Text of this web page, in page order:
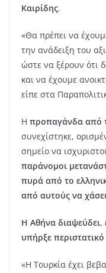
Καιρίδης.
«Θα πρέπει να
την ανάδειξη του
ώστε να ξέρουν ότι
και να έχουμε
είπε στα
Η προπαγάνδα από
συνεχίστηκε,
σημείο να
παράνομοι
πυρά από το
από αυτούς να
Η Αθήνα διαψεύδει,
υπήρξε
«Η Τουρκία έχει